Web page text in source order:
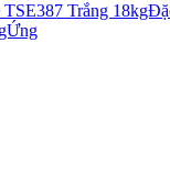
Trắng